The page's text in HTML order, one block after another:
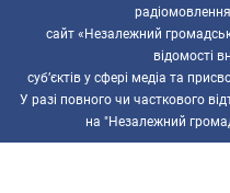
сайт «Незалежний
відомості
суб’єктів у сфері медіа та
У разі повного чи часткового
на "Незалежний